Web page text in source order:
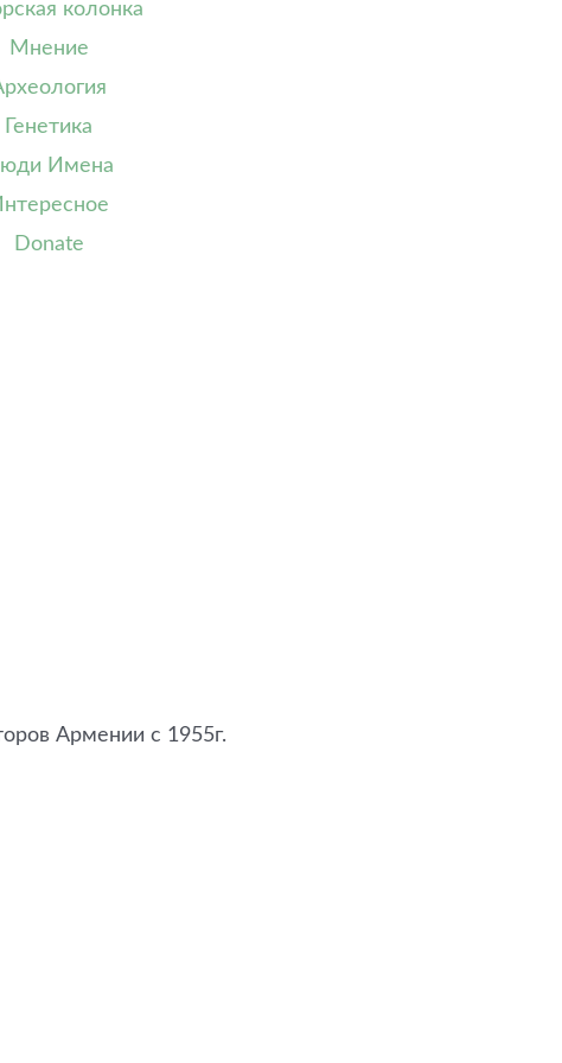
колонка
Мнение
Генетика
Имена
Donate
Армении с 1955г.